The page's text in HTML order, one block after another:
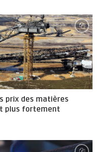
prix des matières
plus fortement